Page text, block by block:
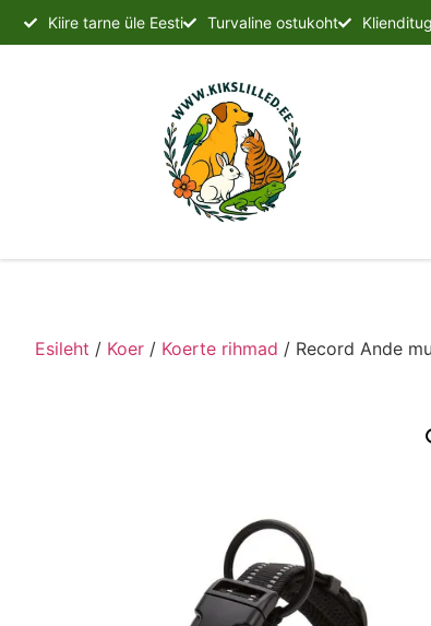
Kiire tarne üle Eesti Turvaline ostukoht
Esileht / Koer / Koerte rihmad / Record Ande